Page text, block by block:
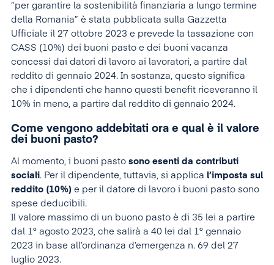
“per garantire la sostenibilità finanziaria a lungo termine
della Romania” è stata pubblicata sulla Gazzetta
Ufficiale il 27 ottobre 2023 e prevede la tassazione con
CASS (10%) dei buoni pasto e dei buoni vacanza
concessi dai datori di lavoro ai lavoratori, a partire dal
reddito di gennaio 2024. In sostanza, questo significa
che i dipendenti che hanno questi benefit riceveranno il
10% in meno, a partire dal reddito di gennaio 2024.
Come vengono addebitati ora e qual è il valore
dei buoni pasto?
Al momento, i buoni pasto sono esenti da contributi
sociali. Per il dipendente, tuttavia, si applica l’imposta sul
reddito (10%) e per il datore di lavoro i buoni pasto sono
spese deducibili.
Il valore massimo di un buono pasto è di 35 lei a partire
dal 1° agosto 2023, che salirà a 40 lei dal 1° gennaio
2023 in base all’ordinanza d’emergenza n. 69 del 27
luglio 2023.